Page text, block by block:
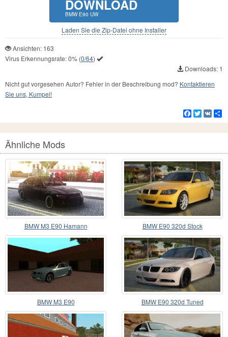
DOWNLOAD
BMW E90 UW
Laden Sie die Zip-Datei ohne Installer
Ansichten: 163
Virus Erkennungsrate:0% (0/64)
Downloads: 1
Nicht gut vorgesehen Autor? Fehler in der Beschreibung mod? Kontaktieren
Sie uns, Kumpel!
Facebook
Twitter
VK
Ähnliche Mods
BMW M3 E90 Hamann BMW E90 320d Stock
BMW M3 E90 BMW E90 320d Tuned